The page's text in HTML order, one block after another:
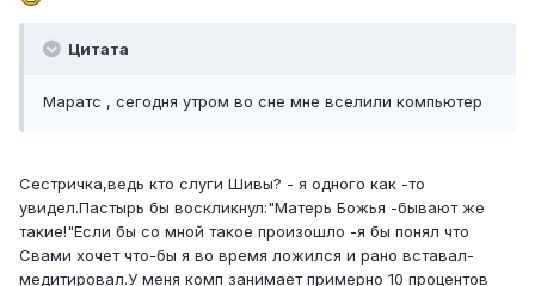
Цитата
Маратс , сегодня утром во сне мне вселили компьютер
Сестричка,ведь кто слуги Шивы? - я одного как -то
увидел.Пастырь бы воскликнул:"Матерь Божья -бывают же
такие!"Если бы со мной такое произошло -я бы понял что
Свами хочет что-бы я во время ложился и рано вставал-
медитировал.У меня комп занимает примерно 10 процентов